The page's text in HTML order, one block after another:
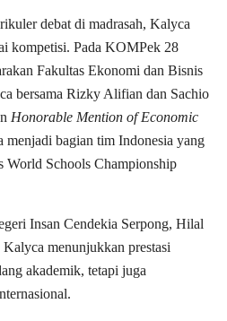
debat di madrasah, Kalyca
kompetisi. Pada KOMPek 28
Fakultas Ekonomi dan Bisnis
bersama Rizky Alifian dan Sachio
Honorable Mention of Economic
menjadi bagian tim Indonesia yang
World Schools Championship
Insan Cendekia Serpong, Hilal
menunjukkan prestasi
akademik, tetapi juga